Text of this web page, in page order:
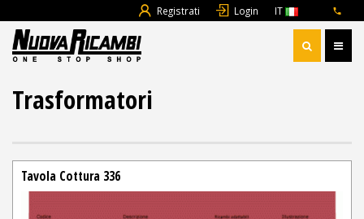
Registrati Login IT
Trasformatori
Tavola Cottura 336